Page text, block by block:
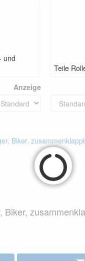
und
Teile
Anzeige
Biker,